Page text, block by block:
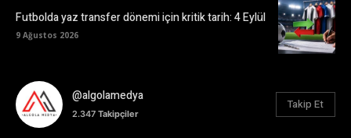
Futbolda yaz transfer dönemi için kritik tarih: 4 Eylül
9 Ağustos 2026
@algolamedya
2.347 Takipçiler
Takip Et